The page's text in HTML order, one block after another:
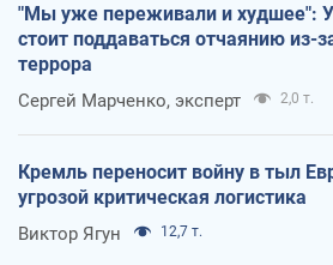
"Мы уже переживали и худшее":
стоит поддаваться отчаянию из-
террора
Сергей Марченко, эксперт 2,0 т.
Кремль переносит войну в тыл
угрозой критическая логистика
Виктор Ягун 12,7 т.